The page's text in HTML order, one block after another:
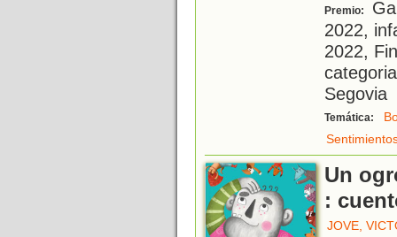
Premio:
2022,
2022,
Segovia
Temática:
Un
:
JOVE,